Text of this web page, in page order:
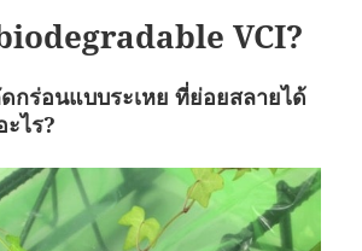
VCI?
กร่อนแบบระเหย ที่ย่อยสลายได้
ไร?